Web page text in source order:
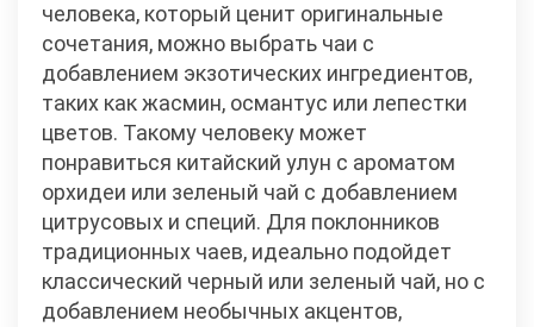
человека, который ценит оригинальные
сочетания, можно выбрать чаи с
добавлением экзотических ингредиентов,
таких как жасмин, османтус или лепестки
цветов. Такому человеку может
понравиться китайский улун с ароматом
орхидеи или зеленый чай с добавлением
цитрусовых и специй. Для поклонников
традиционных чаев, идеально подойдет
классический черный или зеленый чай, но с
добавлением необычных акцентов,